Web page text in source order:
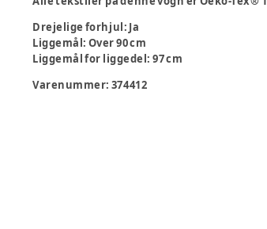
Drejelige forhjul: Ja
Liggemål: Over 90 cm
Liggemål for liggedel:97 cm
Varenummer: 374412